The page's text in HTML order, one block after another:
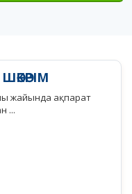
жайында ақпарат
...